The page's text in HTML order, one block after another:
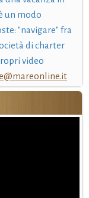
un modo
"navigare" fra
di charter
video